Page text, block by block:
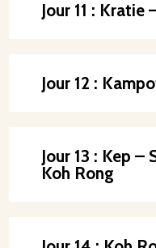
Jour 11 : Kratie
Jour 12 :
Jour 13 : Kep –
Koh Rong